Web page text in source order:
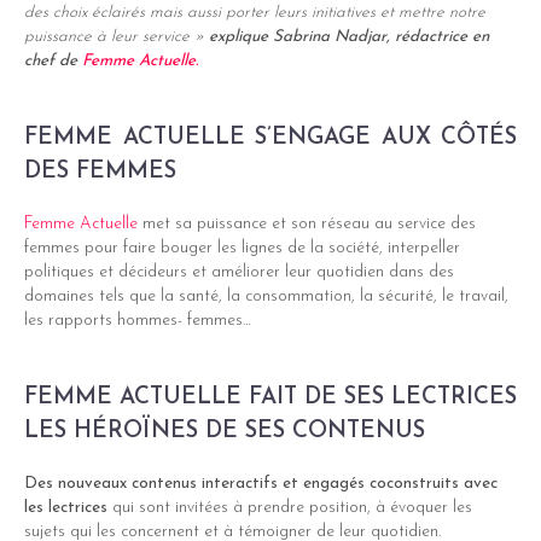
des choix éclairés mais aussi porter leurs initiatives et mettre notre
puissance à leur service » explique Sabrina Nadjar, rédactrice en
chef de Femme Actuelle.
FEMME ACTUELLE S’ENGAGE AUX CÔTÉS
DES FEMMES
Femme Actuelle met sa puissance et son réseau au service des
femmes pour faire bouger les lignes de la société, interpeller
politiques et décideurs et améliorer leur quotidien dans des
domaines tels que la santé, la consommation, la sécurité, le travail,
les rapports hommes- femmes…
FEMME ACTUELLE FAIT DE SES LECTRICES
LES HÉROÏNES DE SES CONTENUS
Des nouveaux contenus interactifs et engagés coconstruits avec
les lectrices qui sont invitées à prendre position, à évoquer les
sujets qui les concernent et à témoigner de leur quotidien.